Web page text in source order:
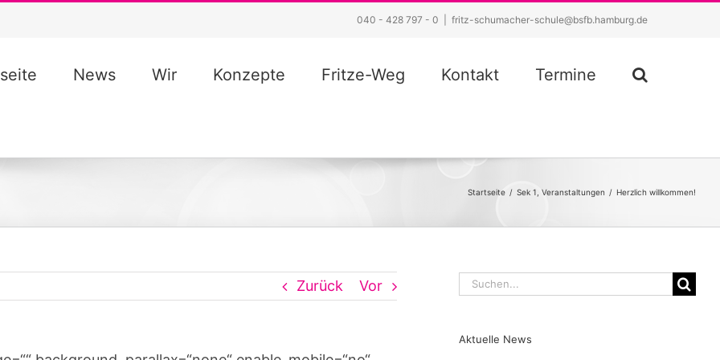
040 - 428 797 - 0 fritz-schumacher-schule@bsfb.hamburg.de
News Wir Konzepte Fritze-Weg Kontakt Termine
Startseite / Sek 1 Veranstaltungen / Herzlich willkommen!
Zurück Vor
Suche
Aktuelle News